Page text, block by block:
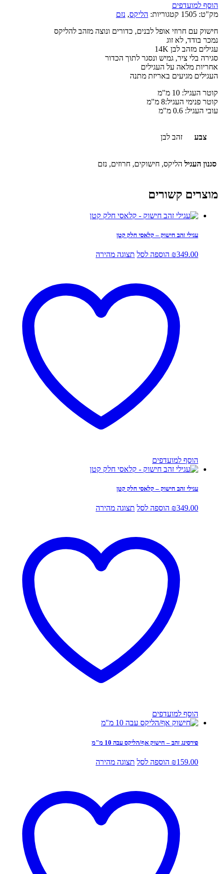
הוסף למועדפים
מק"ט: 1505 קטגוריות: הליקס, נזם
חישוק עם חרוזי אופל לבנים, כדורים ונוצה מזהב להליקס
נמכר בודד, לא זוג
עגילים מזהב לבן 14K
סגירה בלי ציר, גמיש ונסגר לתוך הכדור
אחריות מלאה על העגילים
העגילים מגיעים באריזת מתנה
קוטר העגיל: 10 מ"מ
קוטר פנימי העגיל:8 מ"מ
עובי העגיל: 0.6 מ"מ
צבע זהב לבן
סגנון העגיל הליקס, חישוקים, חרוזים, נזם
מוצרים קשורים
עגילי זהב חישוק – קלאסי חלק קטן
₪349.00 הוספה לסל תצוגה מהירה
הוסף למועדפים
עגילי זהב חישוק – קלאסי חלק קטן
₪349.00 הוספה לסל תצוגה מהירה
הוסף למועדפים
פירסינג זהב – חישוק אף/הליקס עבה 10 מ"מ
₪159.00 הוספה לסל תצוגה מהירה